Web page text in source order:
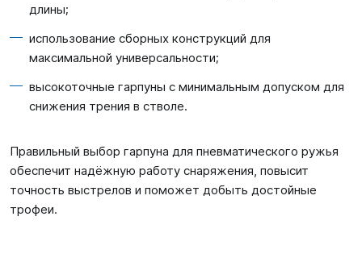
длины;
использование сборных конструкций для
максимальной универсальности;
высокоточные гарпуны с минимальным допуском для
снижения трения в стволе.
Правильный выбор гарпуна для пневматического ружья
обеспечит надёжную работу снаряжения, повысит
точность выстрелов и поможет добыть достойные
трофеи.